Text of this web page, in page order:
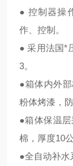
● 控制器操
作、控制。
● 采用法国*
3。
●箱体内外
粉体烤漆，
●箱体保温
棉，厚度10
●全自动补水